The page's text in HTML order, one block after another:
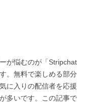
が悩むのが「Stripchat
。無料で楽しめる部分
に入りの配信者を応援
多いです。この記事で